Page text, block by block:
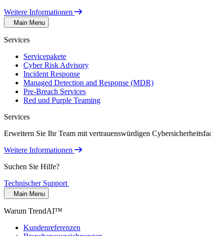
Weitere Informationen
Main Menu
Services
Servicepakete
Cyber Risk Advisory
Incident Response
Managed Detection and Response (MDR)
Pre-Breach Services
Red und Purple Teaming
Services
Erweitern Sie Ihr Team mit vertrauenswürdigen
Weitere Informationen
Suchen Sie Hilfe?
Technischer Support
Main Menu
Warum TrendAI™
Kundenreferenzen